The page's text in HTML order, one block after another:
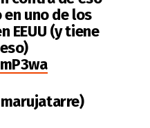
uno de los
EEUU (y tiene